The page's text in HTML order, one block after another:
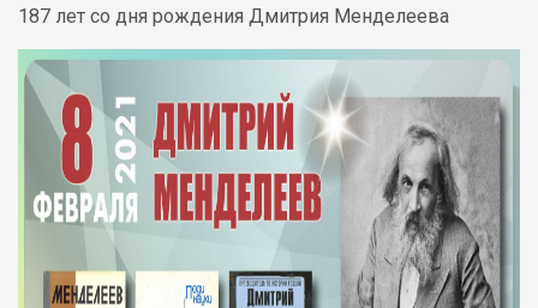
187 лет со дня рождения Дмитрия Менделеева